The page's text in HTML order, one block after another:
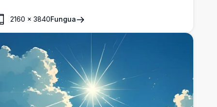
2160 × 3840Fungua